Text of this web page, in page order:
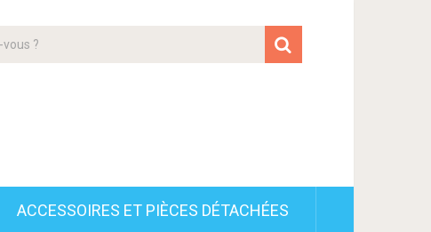
ACCESSOIRES ET PIÈCES DÉTACHÉES